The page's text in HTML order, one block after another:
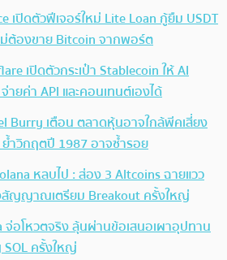
เปิดตัวฟีเจอร์ใหม่ Lite Loan กู้ยืม USDT
ม่ต้องขาย Bitcoin จากพอร์ต
เปิดตัวกระเป๋า Stablecoin ให้ AI
ายค่า API และคอนเทนต์เองได้
Burry เตือน ตลาดหุ้นอาจใกล้พีคเสี่ยง
ำวิกฤตปี 1987 อาจซ้ำรอย
หลบไป : ส่อง 3 Altcoins ฉายแวว
สัญญาณเตรียม Breakout ครั้งใหญ่
จ่อโหวตจริง ลุ้นผ่านข้อเสนอเผาอุปทาน
ครั้งใหญ่